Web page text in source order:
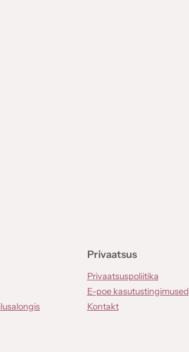
Privaatsus
Privaatsuspoliitika
E-poe kasutustingimused
Kontakt